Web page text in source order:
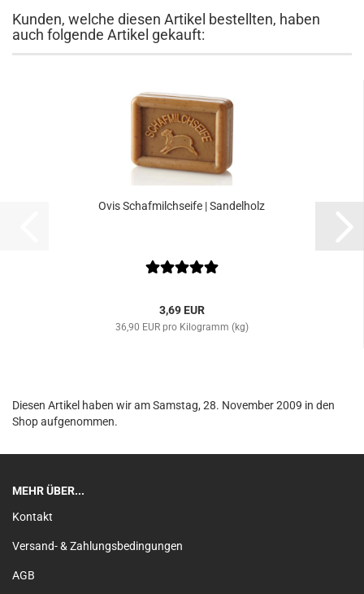
Kunden, welche diesen Artikel bestellten, haben
auch folgende Artikel gekauft:
Ovis Schafmilchseife | Sandelholz
3,69 EUR
36,90 EUR pro Kilogramm (kg)
Diesen Artikel haben wir am Samstag, 28. November 2009 in den
Shop aufgenommen.
MEHR ÜBER...
Kontakt
Versand- & Zahlungsbedingungen
AGB